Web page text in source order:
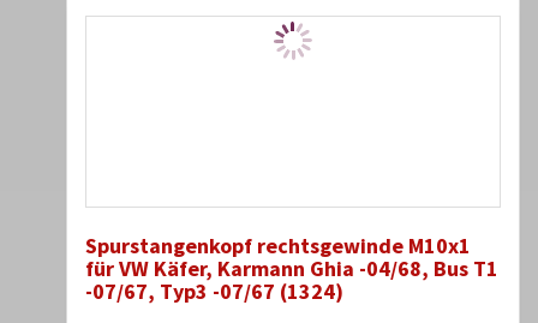
Spurstangenkopf rechtsgewinde M10x1
für VW Käfer, Karmann Ghia -04/68, Bus T1
-07/67, Typ3 -07/67 (1324)